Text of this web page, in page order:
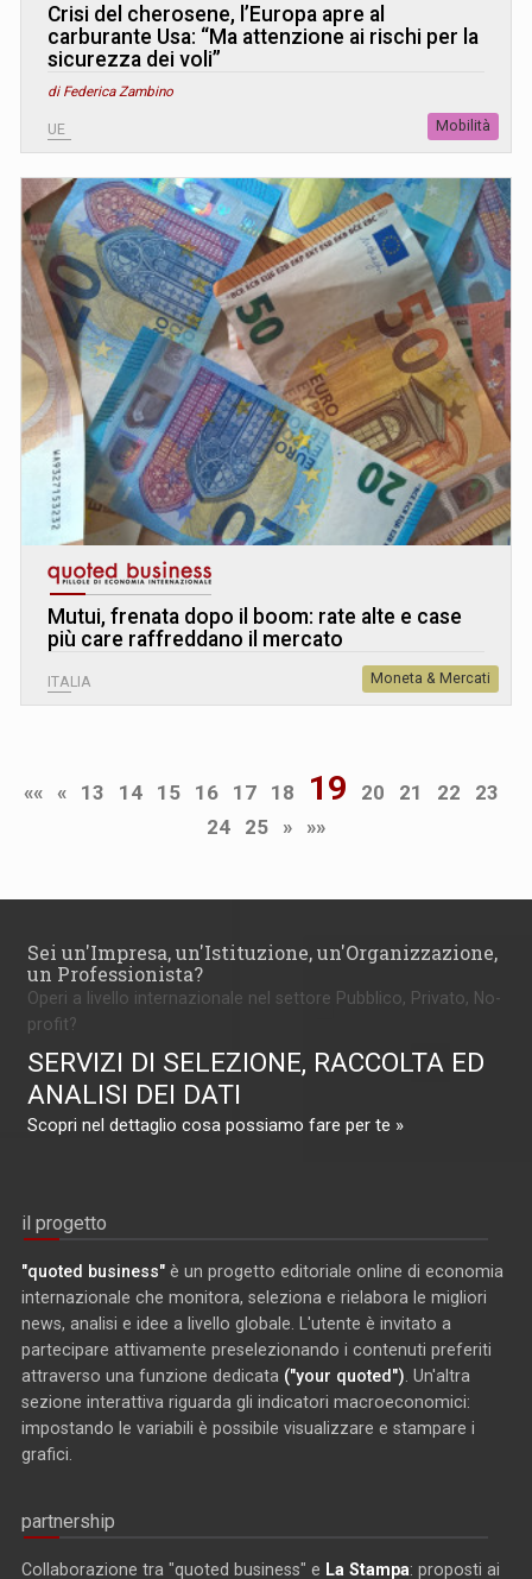
Crisi del cherosene, l’Europa apre al
carburante Usa: “Ma attenzione ai rischi per la
sicurezza dei voli”
di Federica Zambino
UE Mobilità
Mutui, frenata dopo il boom: rate alte e case
più care raffreddano il mercato
ITALIA Moneta & Mercati
«« « 13 14 15 16 17 18 19 20 21 22
23
24
25 » »»
Sei un'Impresa, un'Istituzione, un'Organizzazione,
un Professionista?
Operi a livello internazionale nel settore Pubblico, Privato, No-
profit?
SERVIZI DI SELEZIONE, RACCOLTA ED
ANALISI DEI DATI
Scopri nel dettaglio cosa possiamo fare per te »
il progetto
"quoted business" è un progetto editoriale online di economia
internazionale che monitora, seleziona e rielabora le migliori
news, analisi e idee a livello globale. L'utente è invitato a
partecipare attivamente preselezionando i contenuti preferiti
attraverso una funzione dedicata ("your quoted") . Un'altra
sezione interattiva riguarda gli indicatori macroeconomici:
impostando le variabili è possibile visualizzare e stampare i
grafici.
partnership
Collaborazione tra "quoted business" e La Stampa: proposti ai